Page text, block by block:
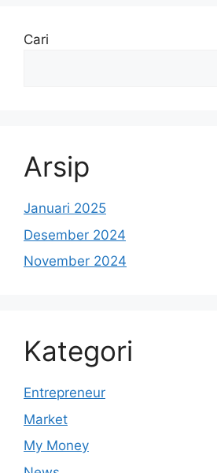
Cari
Arsip
Januari 2025
Desember 2024
November 2024
Kategori
Entrepreneur
Market
My Money